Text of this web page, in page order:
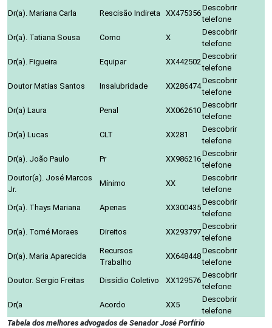
Dr(a). Mariana Carla
Rescisão Indireta XX475356
Descobrir
telefone
Dr(a). Tatiana Sousa
Como X
Descobrir
telefone
Dr(a). Figueira
Equipar XX442502
Descobrir
telefone
Doutor Matias Santos
Insalubridade XX286474
Descobrir
telefone
Dr(a) Laura
Penal XX062610
Descobrir
telefone
Dr(a) Lucas
CLT XX281
Descobrir
telefone
Dr(a). João Paulo
Pr XX986216
Descobrir
telefone
Doutor(a). José Marcos
Jr.
Mínimo XX
Descobrir
telefone
Dr(a). Thays Mariana
Apenas XX300435
Descobrir
telefone
Dr(a). Tomé Moraes
Direitos XX293797
Descobrir
telefone
Dr(a). Maria Aparecida
Recursos
Trabalho
XX648448
Descobrir
telefone
Doutor. Sergio Freitas
Dissídio Coletivo XX129576
Descobrir
telefone
Dr(a
Acordo XX5
Descobrir
telefone
Tabela dos melhores advogados de Senador José Porfírio